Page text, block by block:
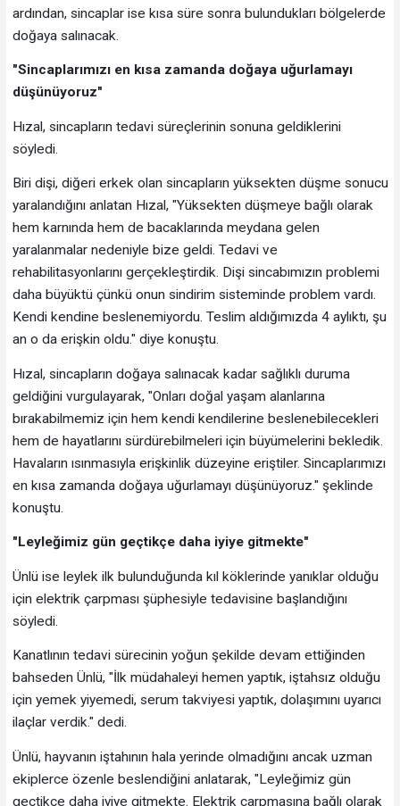
ardından, sincaplar ise kısa süre sonra bulundukları bölgelerde
doğaya salınacak.
"Sincaplarımızı en kısa zamanda doğaya uğurlamayı
düşünüyoruz"
Hızal, sincapların tedavi süreçlerinin sonuna geldiklerini
söyledi.
Biri dişi, diğeri erkek olan sincapların yüksekten düşme sonucu
yaralandığını anlatan Hızal, "Yüksekten düşmeye bağlı olarak
hem karnında hem de bacaklarında meydana gelen
yaralanmalar nedeniyle bize geldi. Tedavi ve
rehabilitasyonlarını gerçekleştirdik. Dişi sincabımızın problemi
daha büyüktü çünkü onun sindirim sisteminde problem vardı.
Kendi kendine beslenemiyordu. Teslim aldığımızda 4 aylıktı, şu
an o da erişkin oldu." diye konuştu.
Hızal, sincapların doğaya salınacak kadar sağlıklı duruma
geldiğini vurgulayarak, "Onları doğal yaşam alanlarına
bırakabilmemiz için hem kendi kendilerine beslenebilecekleri
hem de hayatlarını sürdürebilmeleri için büyümelerini bekledik.
Havaların ısınmasıyla erişkinlik düzeyine eriştiler. Sincaplarımızı
en kısa zamanda doğaya uğurlamayı düşünüyoruz." şeklinde
konuştu.
"Leyleğimiz gün geçtikçe daha iyiye gitmekte"
Ünlü ise leylek ilk bulunduğunda kıl köklerinde yanıklar olduğu
için elektrik çarpması şüphesiyle tedavisine başlandığını
söyledi.
Kanatlının tedavi sürecinin yoğun şekilde devam ettiğinden
bahseden Ünlü, "İlk müdahaleyi hemen yaptık, iştahsız olduğu
için yemek yiyemedi, serum takviyesi yaptık, dolaşımını uyarıcı
ilaçlar verdik." dedi.
Ünlü, hayvanın iştahının hala yerinde olmadığını ancak uzman
ekiplerce özenle beslendiğini anlatarak, "Leyleğimiz gün
geçtikçe daha iyiye gitmekte. Elektrik çarpmasına bağlı olarak